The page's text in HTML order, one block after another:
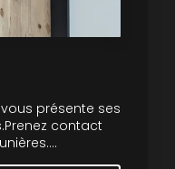
présente ses
contact